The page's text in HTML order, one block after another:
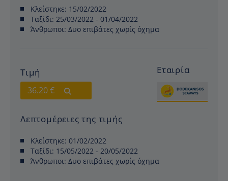
Κλείστηκε: 15/02/2022
Ταξίδι: 25/03/2022 - 01/04/2022
Άνθρωποι: Δυο επιβάτες χωρίς όχημα
Τιμή
36.20 €
Εταιρία
Λεπτομέρειες της τιμής
Κλείστηκε: 01/02/2022
Ταξίδι: 15/05/2022 - 20/05/2022
Άνθρωποι: Δυο επιβάτες χωρίς όχημα